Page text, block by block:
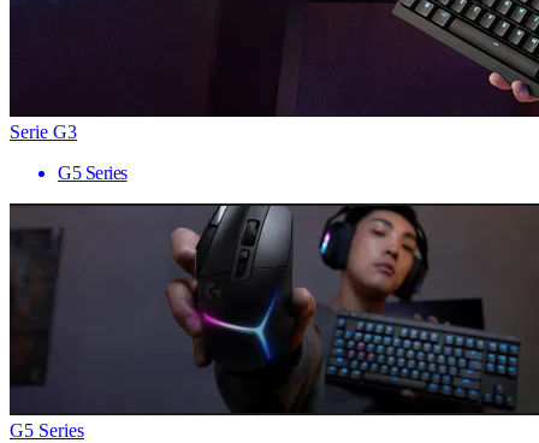
Serie G3
G5 Series
G5 Series